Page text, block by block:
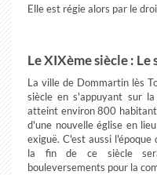
Elle est régie alors par le
Le XIXème siècle :
La ville de Dommartin lès
siècle en s'appuyant sur
atteint environ 800
d'une nouvelle église en
exiguë. C'est aussi l'époque
la fin de ce siècle
bouleversements pour la